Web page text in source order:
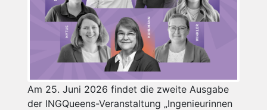
Am 25. Juni 2026 findet die zweite Ausgabe
der INGQueens-Veranstaltung „Ingenieurinnen